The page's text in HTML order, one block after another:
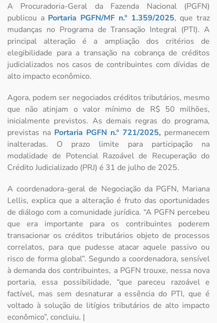
A Procuradoria-Geral da Fazenda Nacional (PGFN)
publicou a Portaria PGFN/MF n.º 1.359/2025, que traz
mudanças no Programa de Transação Integral (PTI). A
principal alteração é a ampliação dos critérios de
elegibilidade para a transação na cobrança de créditos
judicializados nos casos de contribuintes com dívidas de
alto impacto econômico.
Agora, podem ser negociados créditos tributários, mesmo
que não atinjam o valor mínimo de R$ 50 milhões,
inicialmente previstos. As demais regras do programa,
previstas na Portaria PGFN n.º 721/2025, permanecem
inalteradas. O prazo limite para participação na
modalidade de Potencial Razoável de Recuperação do
Crédito Judicializado (PRJ) é 31 de julho de 2025.
A coordenadora-geral de Negociação da PGFN, Mariana
Lellis, explica que a alteração é fruto das oportunidades
de diálogo com a comunidade jurídica. “A PGFN percebeu
que era importante para os contribuintes poderem
transacionar os créditos tributários objeto de processos
correlatos, para que pudesse atacar aquele passivo ou
risco de forma global”. Segundo a coordenadora, sensível
à demanda dos contribuintes, a PGFN trouxe, nessa nova
portaria, essa possibilidade, “que pareceu razoável e
factível, mas sem desnaturar a essência do PTI, que é
voltado à solução de litígios tributários de alto impacto
econômico”, concluiu. |